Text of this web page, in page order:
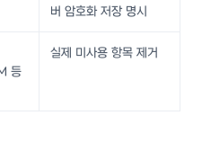
버 암호화 저장 명시
등
실제 미사용 항목 제거